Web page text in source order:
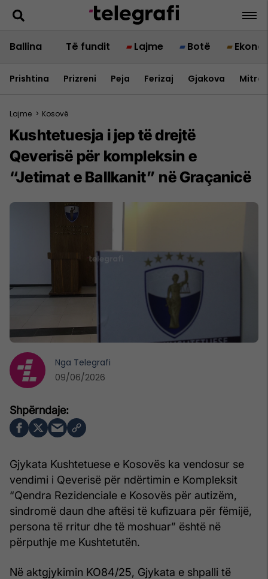
Ballina Të fundit Lajme Botë
Prishtina Prizreni Peja Ferizaj Gjakova
Lajme > Kosovë
Kushtetuesja i jep të drejtë
Qeverisë për kompleksin e
“Jetimat e Ballkanit” në Graçanicë
Gjykata Kushtetuese e Kosovës ka vendosur se
vendimi i Qeverisë për ndërtimin e Kompleksit
“Qendra Rezidenciale e Kosovës për autizëm,
sindromë daun dhe aftësi të kufizuara për fëmijë,
persona të rritur dhe të moshuar” është në
përputhje me Kushtetutën.
Në aktgjykimin KO84/25, Gjykata e shpalli të
Nga Telegrafi
09/06/2026